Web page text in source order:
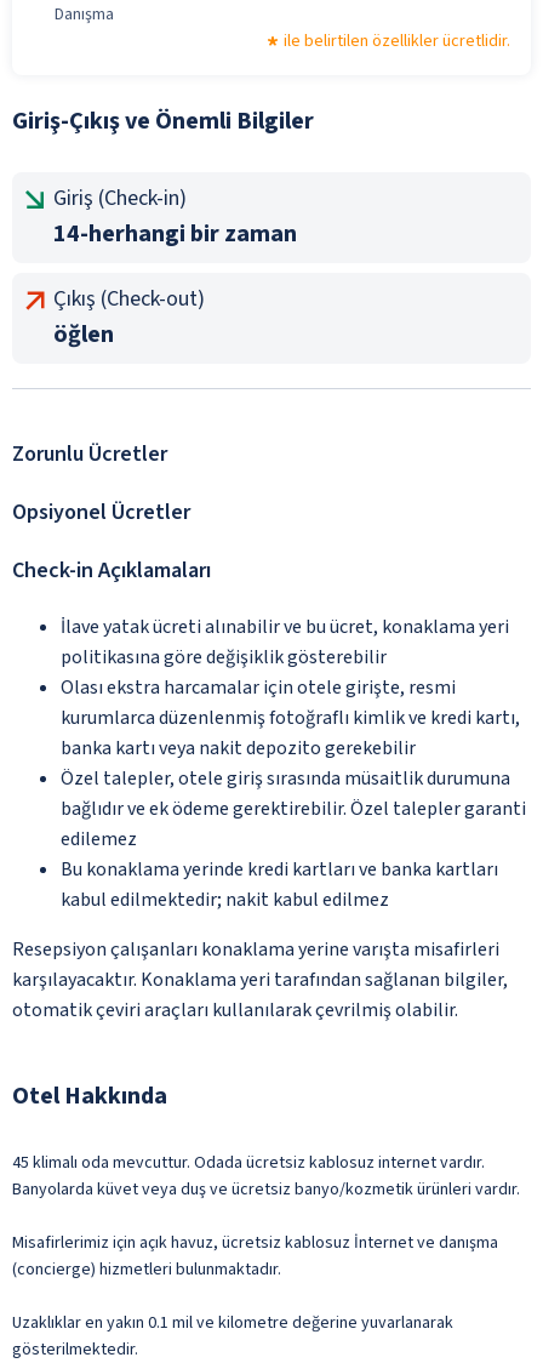
Danışma
ile belirtilen özellikler ücretlidir.
Giriş-Çıkış ve Önemli Bilgiler
Giriş (Check-in)
14-herhangi bir zaman
Çıkış (Check-out)
öğlen
Zorunlu Ücretler
Opsiyonel Ücretler
Check-in Açıklamaları
İlave yatak ücreti alınabilir ve bu ücret, konaklama yeri
politikasına göre değişiklik gösterebilir
Olası ekstra harcamalar için otele girişte, resmi
kurumlarca düzenlenmiş fotoğraflı kimlik ve kredi kartı,
banka kartı veya nakit depozito gerekebilir
Özel talepler, otele giriş sırasında müsaitlik durumuna
bağlıdır ve ek ödeme gerektirebilir. Özel talepler garanti
edilemez
Bu konaklama yerinde kredi kartları ve banka kartları
kabul edilmektedir; nakit kabul edilmez
Resepsiyon çalışanları konaklama yerine varışta misafirleri
karşılayacaktır. Konaklama yeri tarafından sağlanan bilgiler,
otomatik çeviri araçları kullanılarak çevrilmiş olabilir.
Otel Hakkında
45 klimalı oda mevcuttur. Odada ücretsiz kablosuz internet vardır.
Banyolarda küvet veya duş ve ücretsiz banyo/kozmetik ürünleri vardır.
Misafirlerimiz için açık havuz, ücretsiz kablosuz İnternet ve danışma
(concierge) hizmetleri bulunmaktadır.
Uzaklıklar en yakın 0.1 mil ve kilometre değerine yuvarlanarak
gösterilmektedir.